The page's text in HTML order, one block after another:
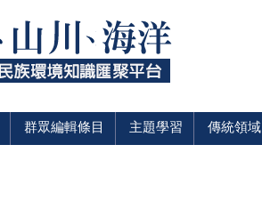
群眾編輯條目 主題學習 傳統領域